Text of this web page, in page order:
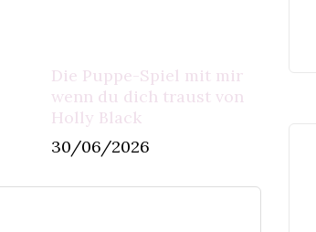
Die Puppe-Spiel mit mir
wenn du dich traust von
Holly Black
30/06/2026